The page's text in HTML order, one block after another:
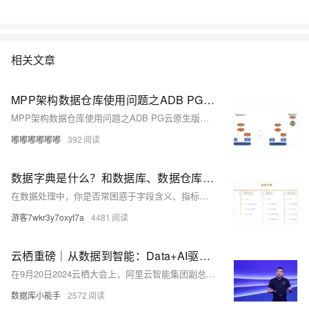
相关文章
MPP架构数据仓库使用问题之ADB PG云原生版本的扩缩容性能怎么样
MPP架构数据仓库使用问题之ADB PG云原生版本的扩缩容性能怎么样
嘟嘟嘟嘟嘟嘟 392
数据字典是什么？和数据库、数据仓库有什么关系？
在数据处理中，你是否常困惑于字段含义、指标计算或数据来源？数据字典正是解答这些问题的关键工具，它清晰定义数据的名称、类型、来源、计算方式等，服务于开发者、分析师和数据管理者。本文详解数据字典的定义、组成及其与数据库、数据仓库的关系，助你夯实数据基础。
游客7wkr3y7oxyt7a 4481
云栖重磅｜从数据到智能：Data+AI驱动的云原生数据库
在9月20日2024云栖大会上，阿里云智能集团副总裁，数据库产品事业部负责人，ACM、CCF、IEEE会士（Fellow）李飞飞发表《从数据到智能：Data+AI驱动的云原生数据库》主题演讲。他表示，数据是生成式AI的核心资产，大模型时代的数据管理系统需具备多模处理和实时分析能力。阿里云瑶池将数据+AI全面融合，构建一站式多模数据管理平台，以数据驱动决策与创新，为用户提供像“搭积木”一样易用、好用、高可用的使用体验。
数据库小能手 2572